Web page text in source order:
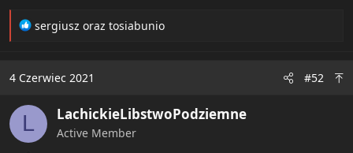
R
t
s
sergiusz oraz tosiabunio
4 Czerwiec 2021 #52
L LachickieLibstwoPodziemne
Active Member